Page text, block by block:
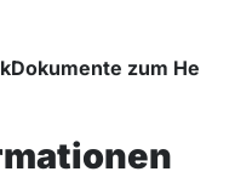
Dokumente zum